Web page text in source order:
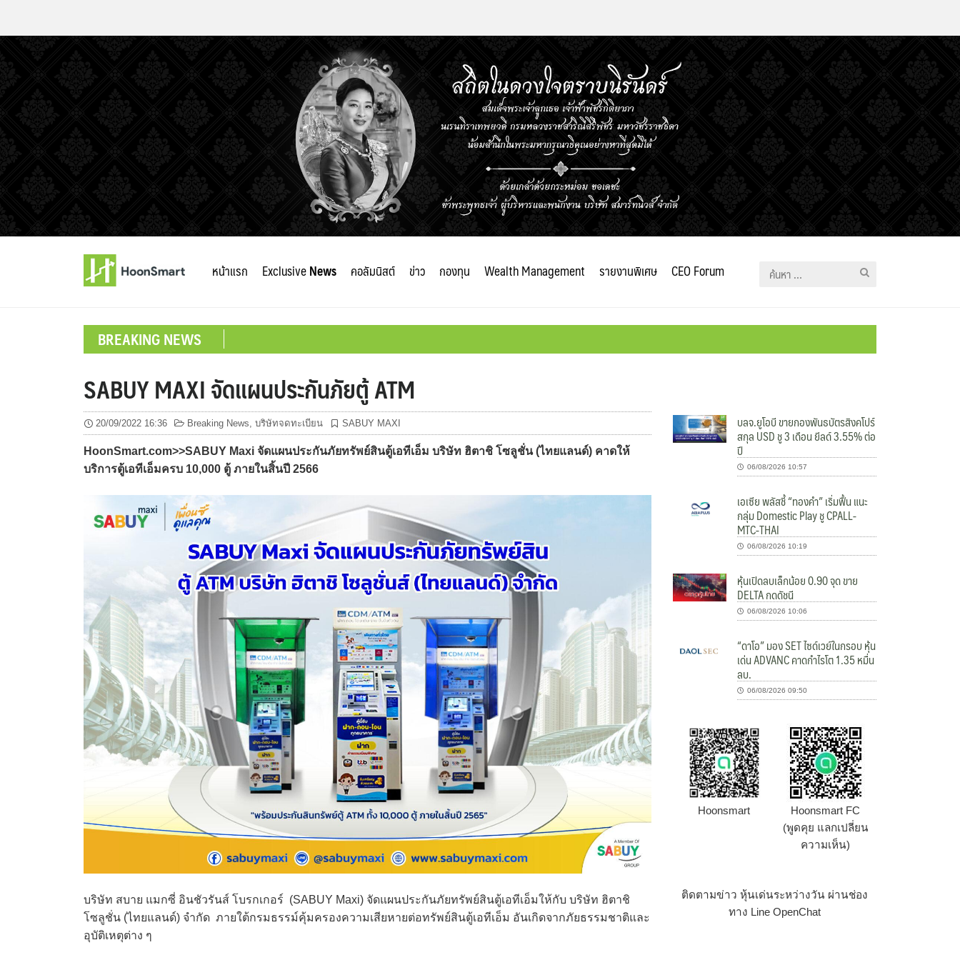
หน้าแรก ExclusiveNews คอลัมนิสต์ ข่าว กองทุน Wealth Management รายงานพิเศษ CEO Forum
ค้นหา
BREAKING NEWS
SABUY MAXI จัดแผนประกันภัยตู้ ATM
20/09/2022 16:36 Breaking News, บริษัทจดทะเบียน SABUY MAXI
HoonSmart.com>>SABUY Maxi จัดแผนประกันภัยทรัพย์สินตู้เอทีเอ็ม บริษัท ฮิตาชิ โซลูชั่น (ไทยแลนด์) คาดให้
บริการตู้เอทีเอ็มครบ 10,000 ตู้ ภายในสิ้นปี 2566
บริษัท สบาย แมกซี่ อินชัวรันส์ โบรกเกอร์ (SABUY Maxi) จัดแผนประกันภัยทรัพย์สินตู้เอทีเอ็มให้กับ บริษัท ฮิตาชิ
โซลูชั่น (ไทยแลนด์) จำกัด ภายใต้กรมธรรม์คุ้มครองความเสียหายต่อทรัพย์สินตู้เอทีเอ็ม อันเกิดจากภัยธรรมชาติและ
อุบัติเหตุต่าง ๆ
บลจ.ยูโอบี ขายกองพันธบัตรสิงคโปร์
สกุล USD ชู 3 เดือน ยีลด์ 3.55% ต่อ
ปี
06/08/2026 10:57
เอเซีย พลัสชี้ “ทองคำ” เริ่มฟื้น แนะ
กลุ่ม Domestic Play ชู CPALL-
MTC-THAI
06/08/2026 10:19
หุ้นเปิดลบเล็กน้อย 0.90 จุด ขาย
DELTA กดดัชนี
06/08/2026 10:06
“ดาโอ” มอง SET ไซด์เวย์ในกรอบ หุ้น
เด่น ADVANC คาดกำไรโต 1.35 หมื่น
ลบ.
06/08/2026 09:50
Hoonsmart
Hoonsmart FC
(พูดคุย แลกเปลี่ยน
ความเห็น)
ติดตามข่าว หุ้นเด่นระหว่างวัน ผ่านช่อง
ทาง Line OpenChat